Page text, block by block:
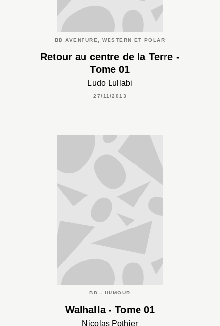
BD AVENTURE, WESTERN ET POLAR
Retour au centre de la Terre -
Tome 01
Ludo Lullabi
27/11/2013
BD - HUMOUR
Walhalla - Tome 01
Nicolas Pothier